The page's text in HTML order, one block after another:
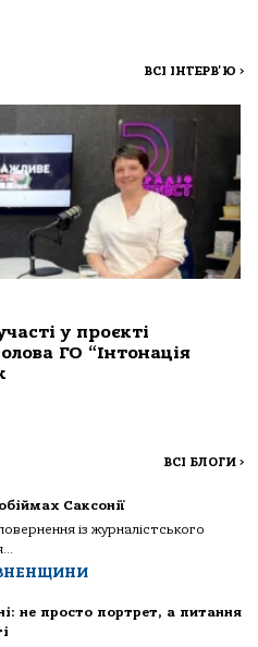
ВСІ ІНТЕРВ'Ю >
у проєкті
ГО “Інтонація
ВСІ БЛОГИ >
Саксонії
із журналістського
не просто портрет, а питання